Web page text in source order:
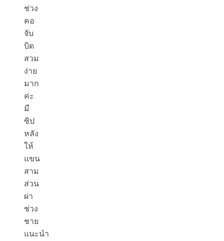
ช่วง
คอ
จับ
บิด
สวม
ง่าย
มาก
ค่ะ
มี
ซิป
หลัง
ให้
แขน
สาม
ส่วน
ผ่า
ช่วง
ชาย
แนะนำ